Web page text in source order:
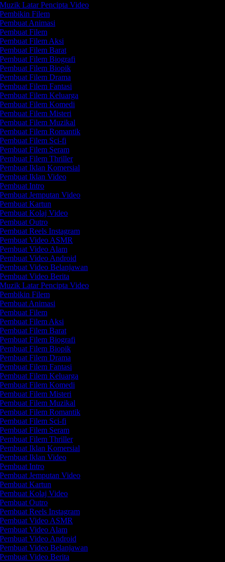
Latar Pencipta Video
Filem
Animasi
Filem
Filem Aksi
Filem Barat
Filem Biografi
Filem Biopik
Filem Drama
Filem Fantasi
Filem Keluarga
Filem Komedi
Filem Misteri
Filem Muzikal
Filem Romantik
Filem Sci-fi
Filem Seram
Filem Thriller
Iklan Komersial
Iklan Video
Intro
Jemputan Video
Kartun
Kolaj Video
Outro
Reels Instagram
Video ASMR
Video Alam
Video Android
Video Belanjawan
Video Berita
Latar Pencipta Video
Filem
Animasi
Filem
Filem Aksi
Filem Barat
Filem Biografi
Filem Biopik
Filem Drama
Filem Fantasi
Filem Keluarga
Filem Komedi
Filem Misteri
Filem Muzikal
Filem Romantik
Filem Sci-fi
Filem Seram
Filem Thriller
Iklan Komersial
Iklan Video
Intro
Jemputan Video
Kartun
Kolaj Video
Outro
Reels Instagram
Video ASMR
Video Alam
Video Android
Video Belanjawan
Video Berita